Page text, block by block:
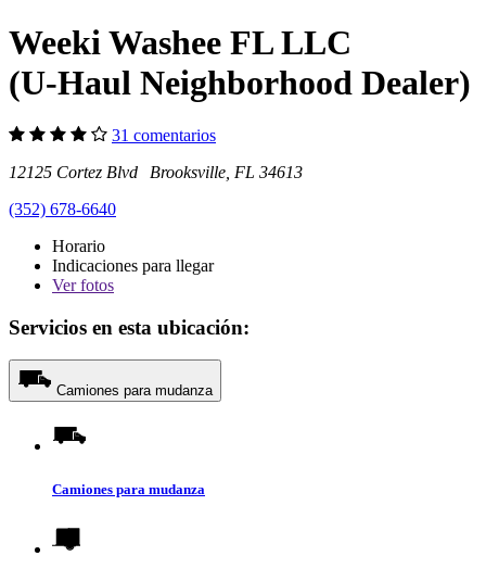
Weeki Washee FL LLC
(U-Haul Neighborhood Dealer)
31 comentarios
12125 Cortez Blvd Brooksville, FL 34613
(352) 678-6640
Horario
Indicaciones para llegar
Verfotos
Servicios en esta ubicación:
Camiones para mudanza
Camiones para mudanza